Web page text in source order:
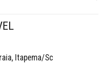
Itapema/Sc